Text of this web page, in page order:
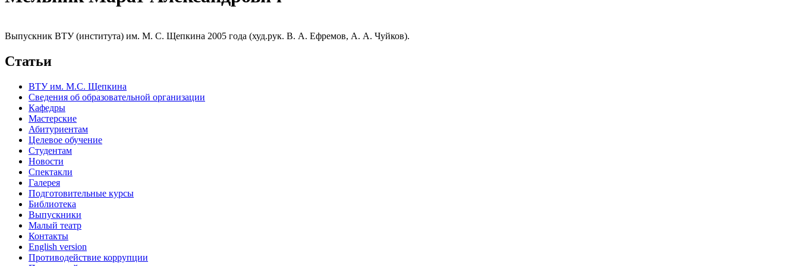
Выпускник ВТУ (института) им. М. С. Щепкина 2005 года (худ.рук. В. А. Ефремов, А. А. Чуйков).
Статьи
ВТУ им. М.С. Щепкина
Сведения об образовательной организации
Кафедры
Мастерские
Абитуриентам
Целевое обучение
Студентам
Новости
Спектакли
Галерея
Подготовительные курсы
Библиотека
Выпускники
Малый театр
Контакты
English version
Противодействие коррупции